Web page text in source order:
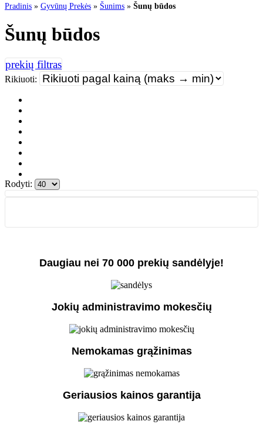
Pradinis » Gyvūnų Prekės » Šunims » Šunų būdos
Šunų būdos
Rikiuoti:
Rodyti:
Daugiau nei 70 000 prekių sandėlyje!
Jokių administravimo mokesčių
Nemokamas grąžinimas
Geriausios kainos garantija